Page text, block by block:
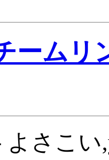
ームリ
よさこ